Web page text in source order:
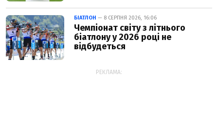
БІАТЛОН — 8 СЕРПНЯ 2026, 16:06
Чемпіонат світу з літнього
біатлону у 2026 році не
відбудеться
РЕКЛАМА: